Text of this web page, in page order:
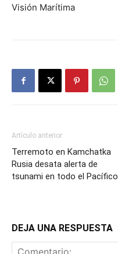
Visión Marítima
Artículo anterior
Terremoto en Kamchatka
Rusia desata alerta de
tsunami en todo el Pacífico
DEJA UNA RESPUESTA